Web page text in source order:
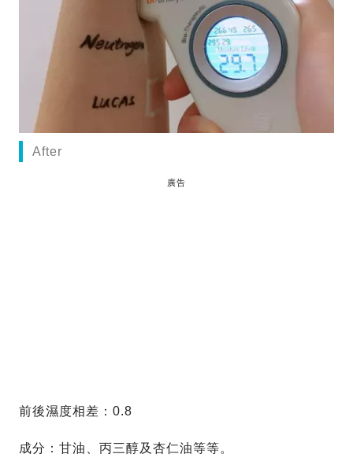
After
廣告
前後濕度相差：0.8
成分：甘油、丙三醇及杏仁油等等。